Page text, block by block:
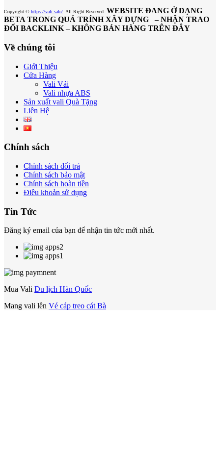
Copyright © https://vali.sale/ . All Right Reserved. WEBSITE ĐANG Ở DẠNG
BETA TRONG QUÁ TRÍNH XÂY DỰNG – NHẬN TRAO
ĐỔI BACKLINK – KHÔNG BÁN HÀNG TRÊN ĐÂY
Về chúng tôi
Giới Thiệu
Cửa Hàng
Vali Vải
Vali nhựa ABS
Sản xuất vali Quà Tặng
Liên Hệ
Chính sách
Chính sách đổi trả
Chính sách bảo mật
Chính sách hoàn tiền
Điều khoản sử dụng
Tin Tức
Đăng ký email của bạn để nhận tin tức mới nhất.
Mua Vali Du lịch Hàn Quốc
Mang vali lên Vé cáp treo cát Bà